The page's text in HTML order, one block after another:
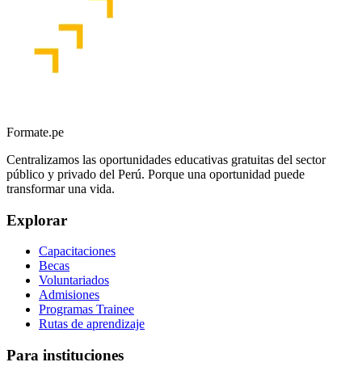
Formate.pe
Centralizamos las oportunidades educativas gratuitas del sector
público y privado del Perú. Porque una oportunidad puede
transformar una vida.
Explorar
Capacitaciones
Becas
Voluntariados
Admisiones
Programas Trainee
Rutas de aprendizaje
Para instituciones